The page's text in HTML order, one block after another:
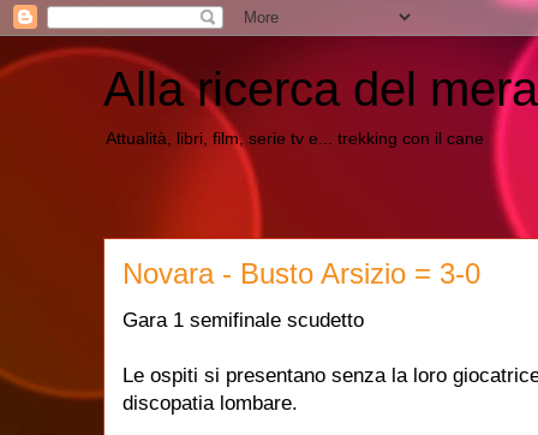
Alla ricerca del
Attualità, libri, film, serie tv e... trekking con il cane
Novara - Busto Arsizio = 3-0
Gara 1 semifinale scudetto
Le ospiti si presentano senza la loro
discopatia lombare.